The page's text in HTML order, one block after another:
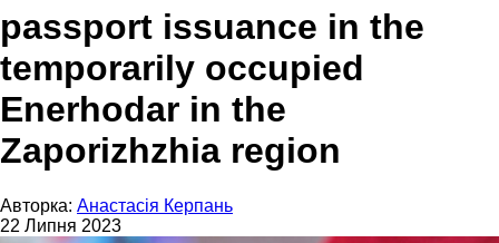
passport issuance in the
temporarily occupied
Enerhodar in the
Zaporizhzhia region
Авторка: Анастасія Керпань
22 Липня 2023